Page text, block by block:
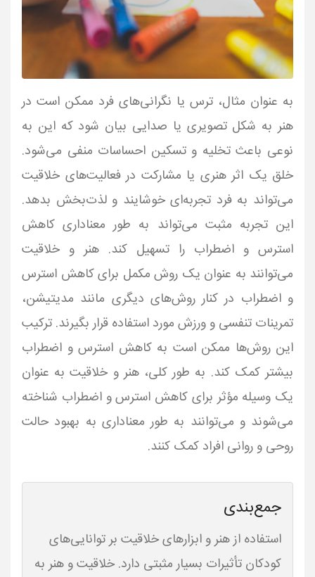
به عنوان مثال، ترس یا نگرانی‌های فرد ممکن است در
هنر به شکل تصویری یا صدایی بیان شود که این به
نوعی باعث تخلیه و تسکین احساسات منفی می‌شود.
خلق یک اثر هنری یا مشارکت در فعالیت‌های خلاقیت
می‌تواند به فرد تجربه‌ای خوشایند و لذت‌بخش بدهد.
این تجربه مثبت می‌تواند به طور معناداری کاهش
استرس و اضطراب را تسهیل کند. هنر و خلاقیت
می‌توانند به عنوان یک روش مکمل برای کاهش استرس
و اضطراب در کنار روش‌های دیگری مانند مدیتیشن،
تمرینات تنفسی و ورزش مورد استفاده قرار بگیرند. ترکیب
این روش‌ها ممکن است به کاهش استرس و اضطراب
بیشتر کمک کند. به طور کلی، هنر و خلاقیت به عنوان
یک وسیله مؤثر برای کاهش استرس و اضطراب شناخته
می‌شوند و می‌توانند به طور معناداری به بهبود حالت
روحی و روانی افراد کمک کنند.
جمع‌بندی
استفاده از هنر و ابزارهای خلاقیت بر توانایی‌های
کودکان تأثیرات بسیار مثبتی دارد. خلاقیت و هنر به